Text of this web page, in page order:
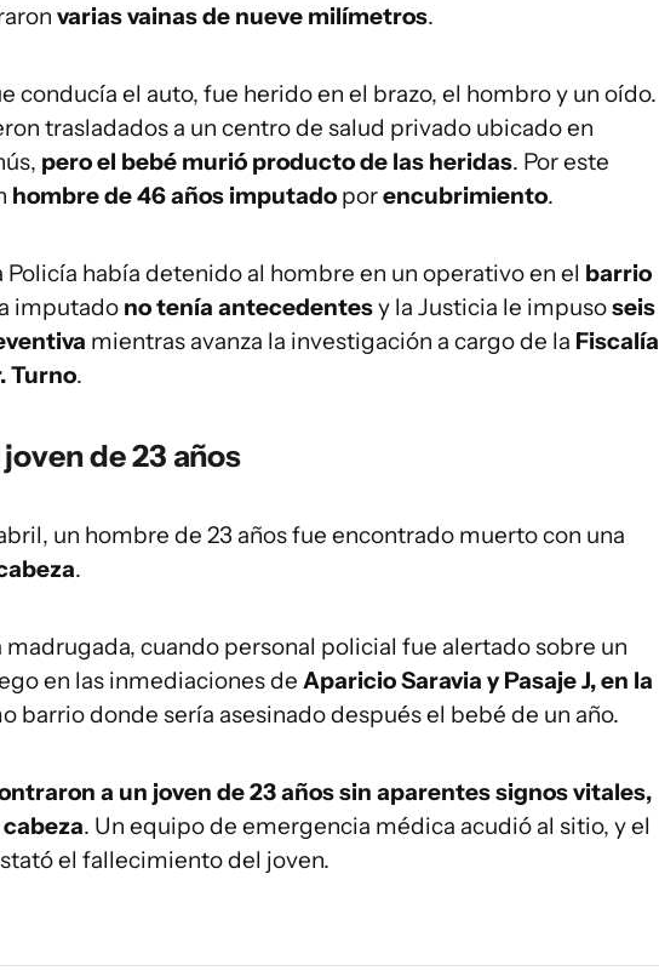
varias vainas de nueve milímetros.
conducía el auto, fue herido en el brazo, el hombro y un oído.
trasladados a un centro de salud privado ubicado en
pero el bebé murió producto de las heridas. Por este
hombre de 46 años imputado porencubrimiento.
Policía había detenido al hombre en un operativo en el barrio
imputado no tenía antecedentesy la Justicia le impusoseis
mientras avanza la investigación a cargo de la Fiscalía
Turno.
de 23 años
un hombre de 23 años fue encontrado muerto con una
.
madrugada, cuando personal policial fue alertado sobre un
en las inmediaciones de Aparicio Saravia y Pasaje J, en la
barrio donde sería asesinado después el bebé de un año.
a un joven de 23 años sin aparentes signos vitales,
. Un equipo de emergencia médica acudió al sitio, y el
el fallecimiento del joven.